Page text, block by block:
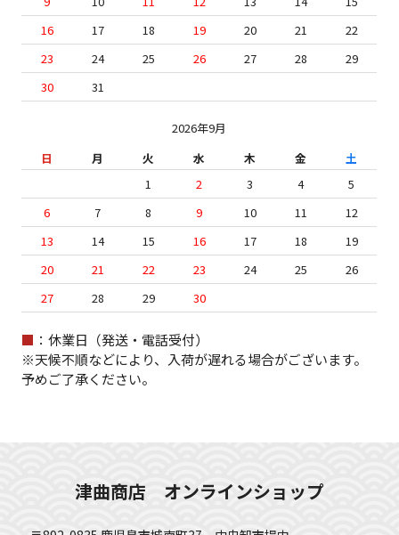
16
17 18 19 20 21
22
23
24 25 26 27 28
29
30
31
2026年9月
日
月 火 水 木 金
土
1
2 3 4
5
6
7 8 9 10 11
12
13
14 15 16 17 18
19
20
21 22 23 24 25
26
27
28 29 30
■ ：休業日（発送・電話受付）
※天候不順などにより、入荷が遅れる場合がございます。
予めご了承ください。
津曲商店 オンラインショップ